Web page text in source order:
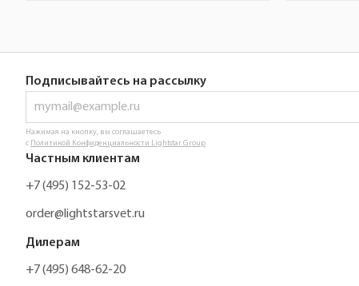
Подписывайтесь на рассылку
Нажимая на кнопку, вы соглашаетесь
с Политикой Конфиденциальности Lightstar Group
Частным клиентам
+7 (495) 152-53-02
order@lightstarsvet.ru
Дилерам
+7 (495) 648-62-20